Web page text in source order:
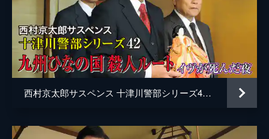
西村京太郎サスペンス 十津川警部シリーズ42 九州ひなの国殺人ルート～イヴが死んだ夜～